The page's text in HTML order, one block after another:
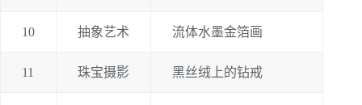
10 抽象艺术 流体水墨金箔画
11 珠宝摄影 黑丝绒上的钻戒